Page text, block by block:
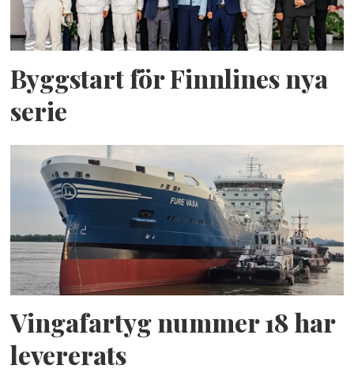
Byggstart för Finnlines nya
serie
Vingafartyg nummer 18 har
levererats